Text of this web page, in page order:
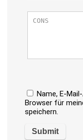
Name, E-
Browser für
speichern.